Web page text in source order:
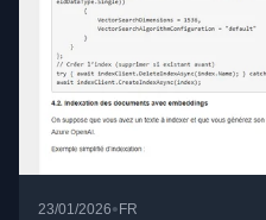
23/01/2026•FR